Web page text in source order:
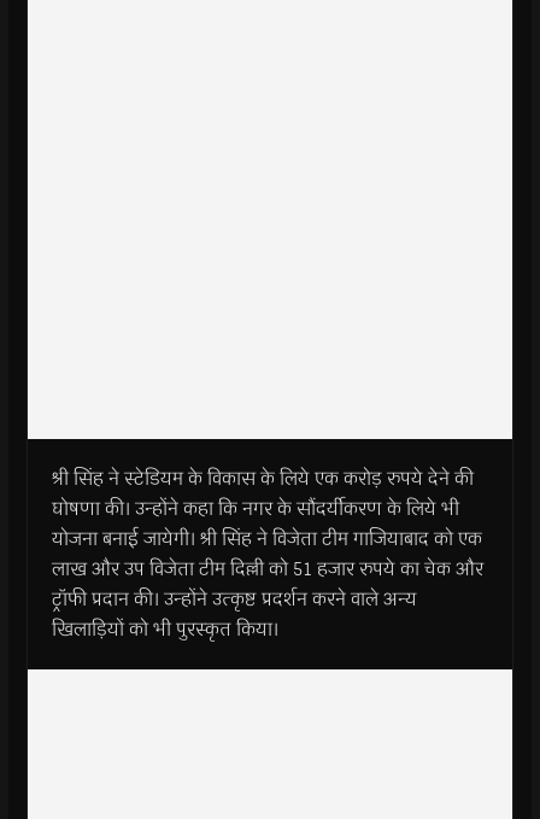
श्री सिंह ने स्टेडियम के विकास के लिये एक करोड़ रुपये देने की
घोषणा की। उन्होंने कहा कि नगर के सौंदर्यीकरण के लिये भी
योजना बनाई जायेगी। श्री सिंह ने विजेता टीम गाजियाबाद को एक
लाख और उप विजेता टीम दिल्ली को 51 हजार रुपये का चेक और
ट्रॉफी प्रदान की। उन्होंने उत्कृष्ट प्रदर्शन करने वाले अन्य
खिलाड़ियों को भी पुरस्कृत किया।